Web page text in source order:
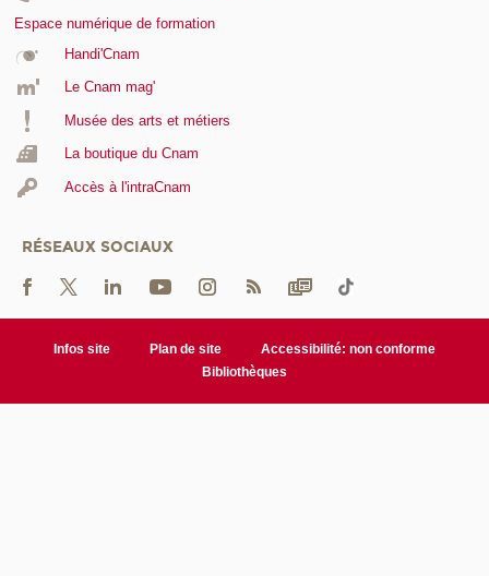
Espace numérique de formation
Handi'Cnam
Le Cnam mag'
Musée des arts et métiers
La boutique du Cnam
Accès à l'intraCnam
RÉSEAUX SOCIAUX
Infos site Plan de site
Accessibilité: non conforme
Bibliothèques